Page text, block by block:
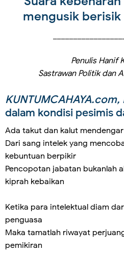
mengusik
Penulis Hanif
Sastrawan Politik dan
KUNTUMCAHAYA.com,
dalam kondisi pesimis
Ada takut dan kalut
Dari sang intelek yang
kebuntuan berpikir
Pencopotan jabatan bukanlah
kiprah kebaikan
Ketika para intelektual diam
penguasa
Maka tamatlah riwayat
pemikiran